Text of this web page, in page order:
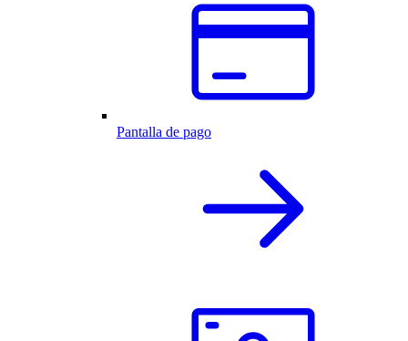
Pantalla de pago